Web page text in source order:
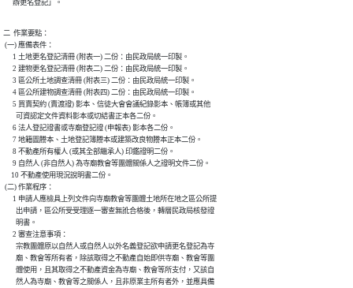
      辦更名登記」。
二  作業要點：
(一) 應備表件：
      1 土地更名登記清冊 (附表一) 二份：由民政局統一印製。
      2 建物更名登記清冊 (附表二) 二份：由民政局統一印製。
      3 區公所土地調查清冊 (附表三) 二份：由民政局統一印製。
      4 區公所建物調查清冊 (附表四) 二份：由民政局統一印製。
      5 買賣契約 (賣渡證) 影本、信徒大會會議紀錄影本、帳簿或其他
        可資認定文件資料影本或切結書正本各二份。
      6 法人登記證書或寺廟登記證 (申報表) 影本各二份。
      7 地籍圖謄本、土地登記簿謄本或建築改良物謄本正本二份。
      8 不動產所有權人 (或其全部繼承人) 印鑑證明二份。
      9 自然人 (非自然人) 為寺廟教會等團體關係人之證明文件二份。
     10 不動產使用現況說明書二份。
(二) 作業程序：
      1 申請人應檢具上列文件向寺廟教會等團體土地所在地之區公所提
        出申請，區公所受受理逐一審查無訛合格後，轉層民政局核發證
        明書。
      2 審查注意事項：
        宗教團體原以自然人或自然人以外名義登記欲申請更名登記為寺
        廟、教會等所有者，除該取得之不動產自始即供寺廟、教會等團
        體使用，且其取得之不動產資金為寺廟、教會等所支付，又該自
        然人為寺廟、教會等之關係人，且非原業主所有者外，並應具備